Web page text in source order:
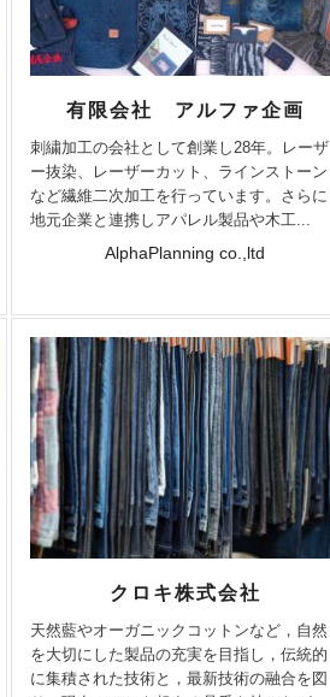
有限会社 アルファ企画
刺繍加工の会社として創業し28年。レーザ
ー抜染、レーザーカット、ラインストーン
など繊維二次加工を行っています。さらに
地元企業と連携しアパレル製品や木工...
AlphaPlanning co.,ltd
クロキ株式会社
天然藍やオーガニックコットンなど，自然
を大切にした製品の充実を目指し，伝統的
に集積された技術と，最新技術の融合を図